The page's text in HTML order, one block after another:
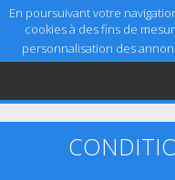
En poursuivant votre
cookies à des fins de
personnalisation des
Accueil
Aide